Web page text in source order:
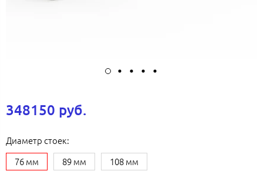
348150 руб.
Диаметр стоек:
76 мм
89 мм 108 мм